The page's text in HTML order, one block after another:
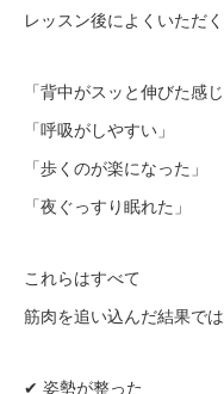
レッスン後によくいただ
「背中がスッと伸びた感じ
「呼吸がしやすい」
「歩くのが楽になった」
「夜ぐっすり眠れた」
これらはすべて
筋肉を追い込んだ結果では
✔ 姿勢が整った